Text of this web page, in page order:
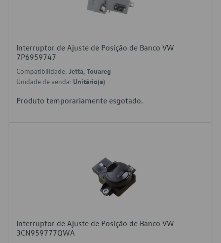
Interruptor de Ajuste de Posição de Banco VW
7P6959747
Compatibilidade: Jetta, Touareg
Unidade de venda: Unitário(a)
Produto temporariamente esgotado.
Interruptor de Ajuste de Posição de Banco VW
3CN959777QWA